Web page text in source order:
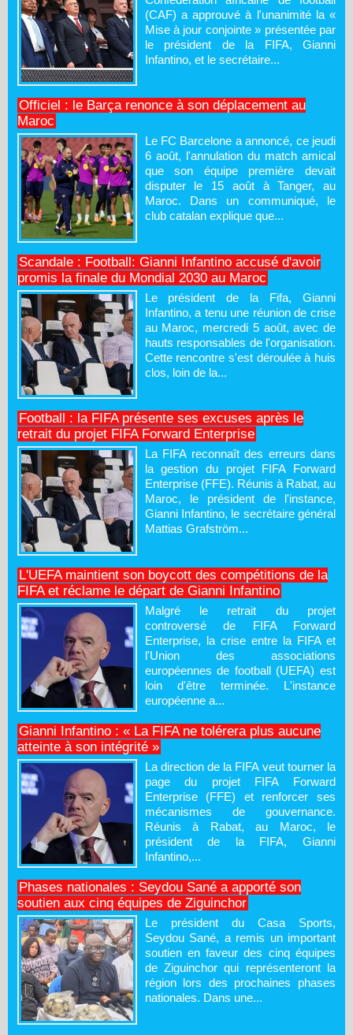
(CAF) a approuvé à l'unanimité la «
Mise à jour conjointe » présentée par
le président de la FIFA, Gianni
Infantino, et le secrétaire...
Officiel : le Barça renonce à son déplacement au
Maroc
Le FC Barcelone a annoncé, ce jeudi
6 août, l'annulation du match amical
que son équipe première devait
disputer le 15 août à Tanger, au
Maroc. Dans un communiqué, le
club catalan explique que...
Scandale : Football: Gianni Infantino accusé d'avoir
promis la finale du Mondial 2030 au Maroc
Le président de la Fifa, Gianni
Infantino, a tenu une réunion de crise
au Maroc, mercredi 5 août, avec de
hauts responsables de l'organisation.
Cette rencontre s'est déroulée à huis
clos, loin de la...
Football : la FIFA présente ses excuses après le
retrait du projet FIFA Forward Enterprise
La FIFA reconnaît des erreurs dans
la gestion du projet FIFA Forward
Enterprise (FFE). Réunis à Rabat, au
Maroc, le président de l'instance,
Gianni Infantino, le secrétaire général
Mattias Grafström...
L'UEFA maintient son boycott des compétitions de la
FIFA et réclame le départ de Gianni Infantino
Malgré le retrait du projet
controversé de FIFA Forward
Enterprise, la crise entre la FIFA et
l'Union des associations
européennes de football (UEFA) est
loin d'être terminée. L'instance
européenne a...
Gianni Infantino : « La FIFA ne tolérera plus aucune
atteinte à son intégrité »
La direction de la FIFA veut tourner la
page du projet FIFA Forward
Enterprise (FFE) et renforcer ses
mécanismes de gouvernance.
Réunis à Rabat, au Maroc, le
président de la FIFA, Gianni
Infantino,...
Phases nationales : Seydou Sané a apporté son
soutien aux cinq équipes de Ziguinchor
Le président du Casa Sports,
Seydou Sané, a remis un important
soutien en faveur des cinq équipes
de Ziguinchor qui représenteront la
région lors des prochaines phases
nationales. Dans une...